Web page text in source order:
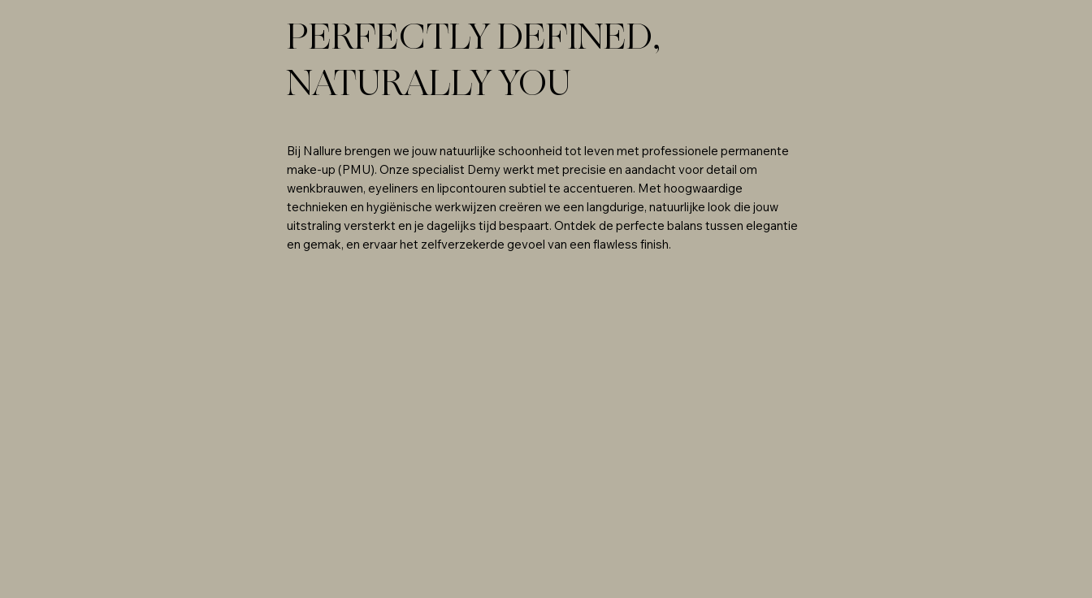
PERFECTLY DEFINED,
NATURALLY YOU
Bij Nallure brengen we jouw natuurlijke schoonheid tot leven met professionele permanente
make-up (PMU). Onze specialist Demy werkt met precisie en aandacht voor detail om
wenkbrauwen, eyeliners en lipcontouren subtiel te accentueren. Met hoogwaardige
technieken en hygiënische werkwijzen creëren we een langdurige, natuurlijke look die jouw
uitstraling versterkt en je dagelijks tijd bespaart. Ontdek de perfecte balans tussen elegantie
en gemak, en ervaar het zelfverzekerde gevoel van een flawless finish.